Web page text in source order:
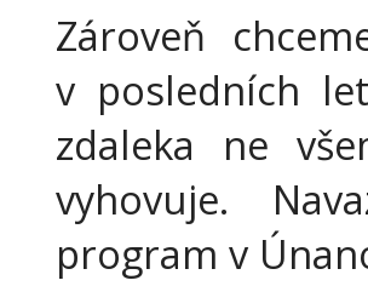
Zároveň
v posledních
zdaleka ne
vyhovuje.
program v